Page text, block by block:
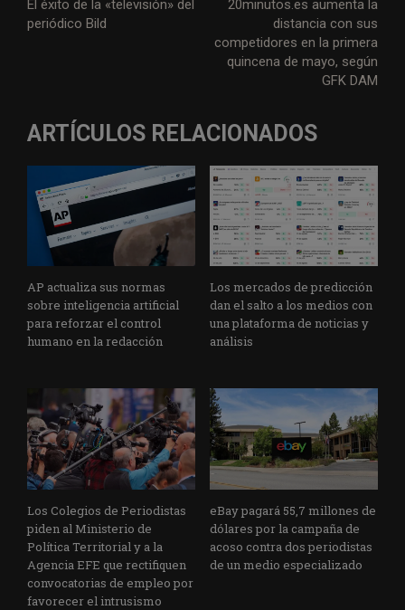
El éxito de la «televisión» del
periódico Bild
20minutos.es aumenta la
distancia con sus
competidores en la primera
quincena de mayo, según
GFK DAM
ARTÍCULOS RELACIONADOS
AP actualiza sus normas
sobre inteligencia artificial
para reforzar el control
humano en la redacción
Los mercados de predicción
dan el salto a los medios con
una plataforma de noticias y
análisis
Los Colegios de Periodistas
piden al Ministerio de
Política Territorial y a la
Agencia EFE que rectifiquen
convocatorias de empleo por
favorecer el intrusismo
eBay pagará 55,7 millones de
dólares por la campaña de
acoso contra dos periodistas
de un medio especializado